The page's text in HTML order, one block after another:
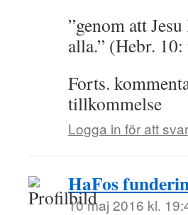
”genom att
alla.” (Hebr.
Forts.
tillkommelse
Logga in för att
HaFos
10 maj 2016 kl.